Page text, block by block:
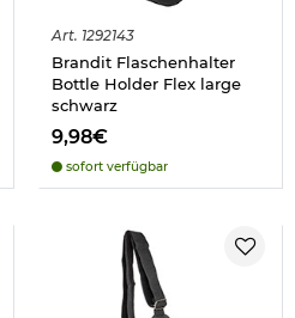
Art. 1292143
Brandit Flaschenhalter
Bottle Holder Flex large
schwarz
9,98€
sofort verfügbar